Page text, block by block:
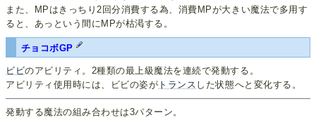
また、MPはきっちり2回分消費する為、消費MPが大きい魔法で多用す
ると、あっという間にMPが枯渇する。
チョコボGP
ビビのアビリティ。2種類の最上級魔法を連続で発動する。
アビリティ使用時には、ビビの姿が トランス した状態へと変化する。
発動する魔法の組み合わせは3パターン。